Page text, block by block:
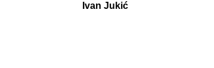
Ivan Jukić